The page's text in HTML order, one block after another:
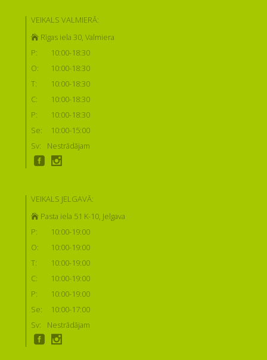
VEIKALS VALMIERĀ:
Rīgas iela 30, Valmiera
P:
10:00-18:30
O:
10:00-18:30
T:
10:00-18:30
C:
10:00-18:30
P:
10:00-18:30
Se:
10:00-15:00
Sv:
Nestrādājam
VEIKALS JELGAVĀ:
Pasta iela 51 K-10, Jelgava
P:
10:00-19:00
O:
10:00-19:00
T:
10:00-19:00
C:
10:00-19:00
P:
10:00-19:00
Se:
10:00-17:00
Sv:
Nestrādājam